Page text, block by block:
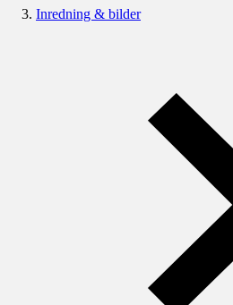
Inredning & bilder